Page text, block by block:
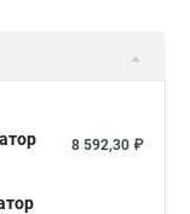
8 592,30 ₽